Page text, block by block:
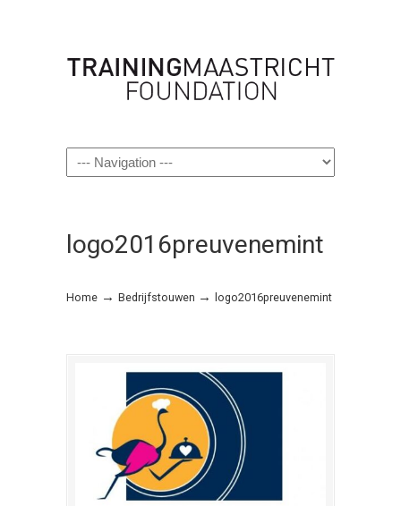
Navigation
logo2016preuvenemint
Home → Bedrijfstouwen → logo2016preuvenemint